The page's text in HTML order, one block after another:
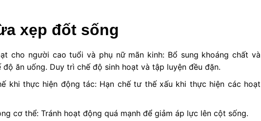
xẹp đốt sống
cho người cao tuổi và phụ nữ mãn kinh: Bổ sung khoáng chất và
độ ăn uống. Duy trì chế độ sinh hoạt và tập luyện đều đặn.
khi thực hiện động tác: Hạn chế tư thế xấu khi thực hiện các hoạt
cơ thể: Tránh hoạt động quá mạnh để giảm áp lực lên cột sống.